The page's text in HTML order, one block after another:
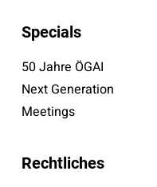
Specials
50 Jahre ÖGAI
Next Generation
Meetings
Rechtliches